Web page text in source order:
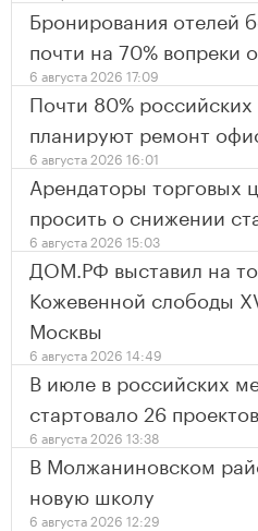
Бронирования отелей
почти на 70% вопреки
6 августа 2026 17:09
Почти 80%
планируют ремонт
6 августа 2026 16:01
Арендаторы торговых
просить о снижении
6 августа 2026 15:03
ДОМ.РФ выставил на
Кожевенной слободы
Москвы
6 августа 2026 14:49
В июле в российских
стартовало 26
6 августа 2026 13:38
В Молжаниновском
новую школу
6 августа 2026 12:29